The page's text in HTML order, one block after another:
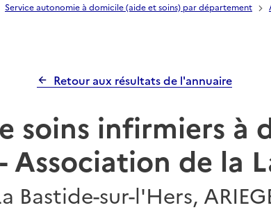
Service autonomie à domicile (aide et soins) par département
Retour aux résultats de l'annuaire
soins infirmiers à
Association de la
Bastide-sur-l'Hers,